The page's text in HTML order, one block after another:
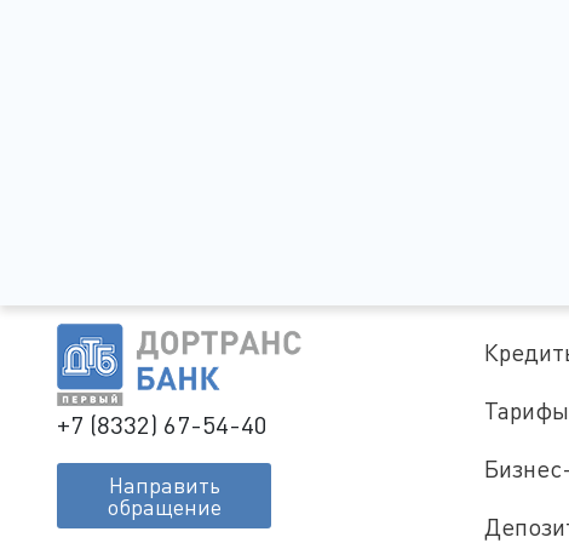
+7 (8332) 67-54-40
Направить
обращение